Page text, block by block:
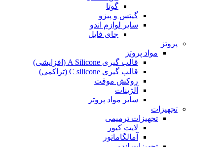
گوتا
گیتس و پیزو
سایر لوازم اندو
جای فایل
پروتز
مواد پروتز
قالب گیری A Silicone (افزایشی)
قالب گیری C silicone (تراکمی)
روکش موقت
آلژینات
سایر مواد پروتز
تجهیزات
تجهیزات ترمیمی
لایت کیور
آمالگاماتور